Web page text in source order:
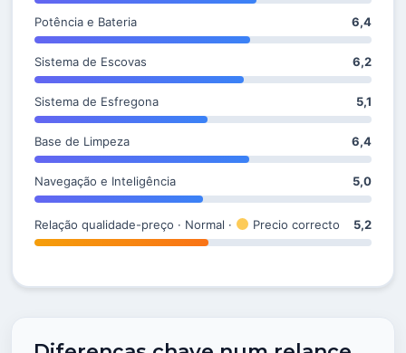
Potência e Bateria 6,4
Sistema de Escovas 6,2
Sistema de Esfregona 5,1
Base de Limpeza 6,4
Navegação e Inteligência 5,0
Relação qualidade-preço · Normal · Precio correcto 5,2